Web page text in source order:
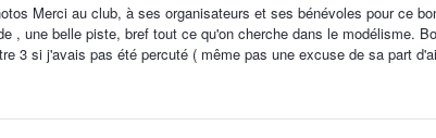
Merci au club, à ses organisateurs et ses bénévoles pour ce
, une belle piste, bref tout ce qu'on cherche dans le modélisme.
3 si j'avais pas été percuté ( même pas une excuse de sa part